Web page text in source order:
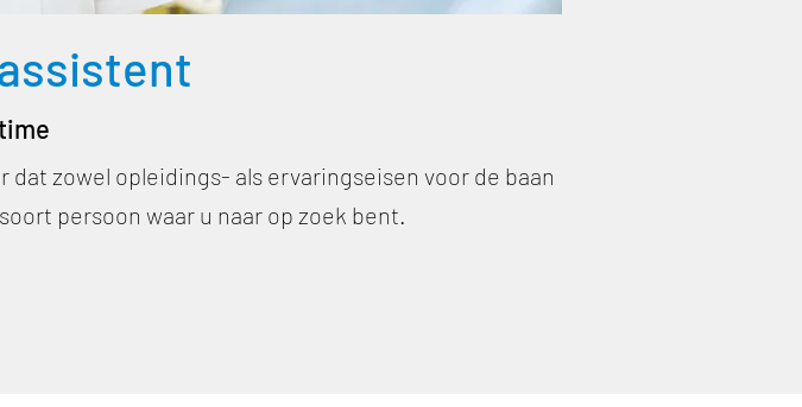
zowel opleidings- als ervaringseisen voor de baan
persoon waar u naar op zoek bent.